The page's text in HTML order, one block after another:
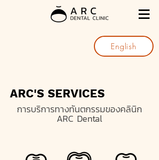
English
ARC'S SERVICES
การบริการทางทันตกรรมของคลินิก
ARC Dental